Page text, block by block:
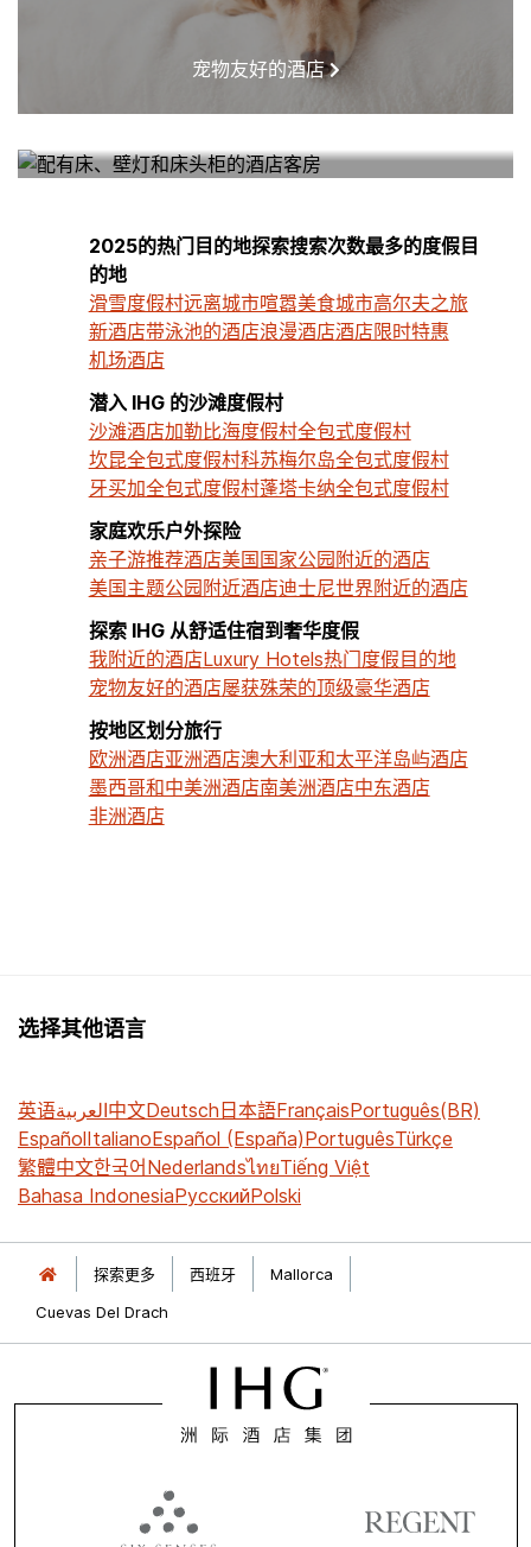
宠物友好的酒店
2025的热门目的地探索搜索次数最多的度假目
的地
滑雪度假村远离城市喧嚣美食城市高尔夫之旅
新酒店带泳池的酒店浪漫酒店酒店限时特惠
机场酒店
潜入 IHG 的沙滩度假村
沙滩酒店加勒比海度假村全包式度假村
坎昆全包式度假村科苏梅尔岛全包式度假村
牙买加全包式度假村蓬塔卡纳全包式度假村
家庭欢乐户外探险
亲子游推荐酒店美国国家公园附近的酒店
美国主题公园附近酒店迪士尼世界附近的酒店
探索 IHG 从舒适住宿到奢华度假
我附近的酒店Luxury Hotels热门度假目的地
宠物友好的酒店屡获殊荣的顶级豪华酒店
按地区划分旅行
欧洲酒店亚洲酒店澳大利亚和太平洋岛屿酒店
墨西哥和中美洲酒店南美洲酒店中东酒店
非洲酒店
选择其他语言
英语العربية中文Deutsch日本語FrançaisPortuguês(BR)
EspañolItalianoEspañol (España)PortuguêsTürkçe
繁體中文한국어NederlandsไทยTiếng Việt
Bahasa IndonesiaРусскийPolski
探索更多 西班牙
Mallorca
Cuevas Del Drach